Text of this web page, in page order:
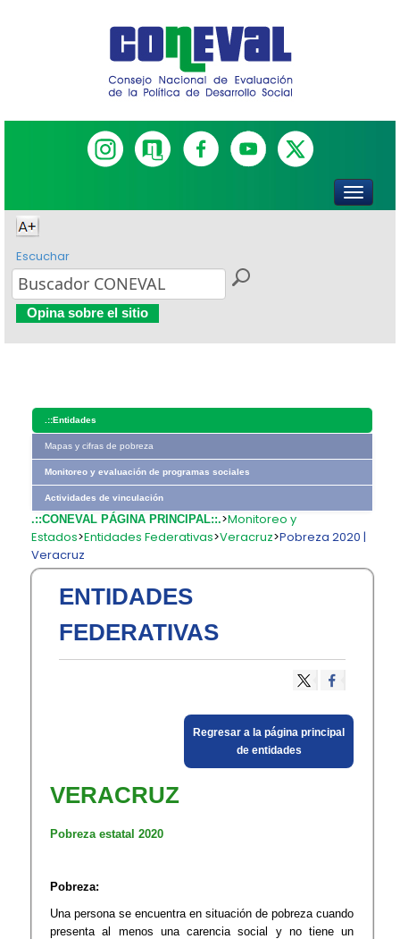
Escuchar
Opina sobre el sitio
.::Entidades
Mapas y cifras de pobreza
Monitoreo y evaluación de programas sociales
Actividades de vinculación
.::CONEVAL PÁGINA PRINCIPAL::.>Monitoreo y
Estados>Entidades Federativas>Veracruz>Pobreza 2020 |
Veracruz
ENTIDADES
FEDERATIVAS
​Regresar a la página principal
de entidades​
​VERACRUZ
Pobreza estatal 2020
Pobreza:
Una persona se encuentra en situación de pobreza cuando
presenta al menos una carencia social y no tiene un